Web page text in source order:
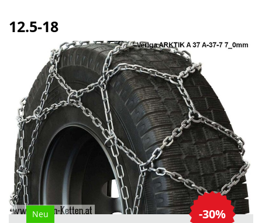
12.5-18
-30%
Neu